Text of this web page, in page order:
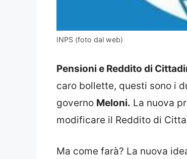
INPS (foto dal web)
Pensioni e Reddito di
caro bollette, questi sono i
governo Meloni. La nuova
modificare il Reddito di
Ma come farà? La nuova